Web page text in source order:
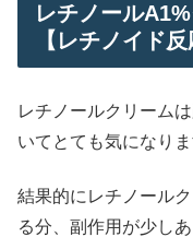
レチノール
【レチノイド反
レチノールクリーム
いてとても気になりま
結果的にレチノール
る分、副作用が少し